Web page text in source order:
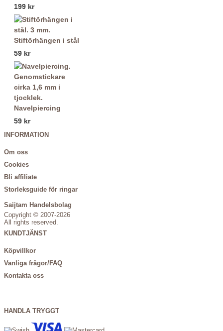
199 kr
Stiftörhängen i stål
59 kr
Navelpiercing
59 kr
INFORMATION
Om oss
Cookies
Bli affiliate
Storleksguide för ringar
Saijtam Handelsbolag
Copyright © 2007-2026
All rights reserved.
KUNDTJÄNST
Köpvillkor
Vanliga frågor/FAQ
Kontakta oss
HANDLA TRYGGT